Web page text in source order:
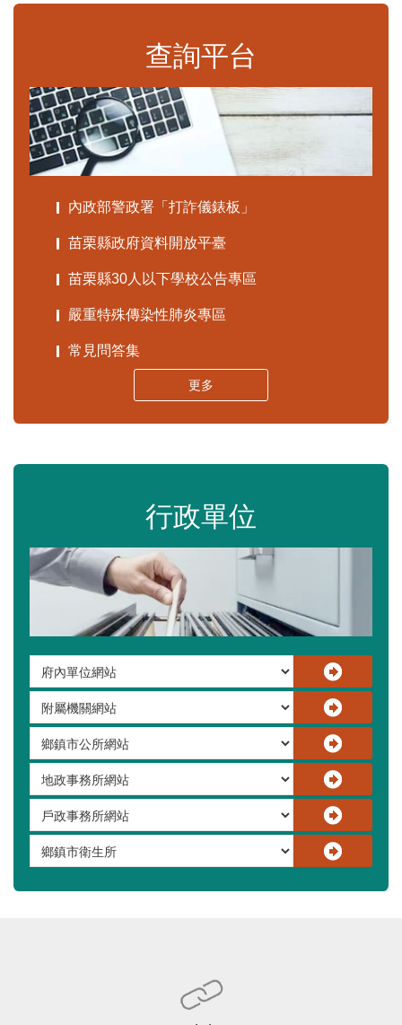
查詢平台
內政部警政署「打詐儀錶板」
苗栗縣政府資料開放平臺
苗栗縣30人以下學校公告專區
嚴重特殊傳染性肺炎專區
常見問答集
更多
行政單位